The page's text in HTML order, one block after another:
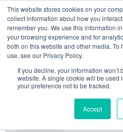
This website stores cookies on your
collect information about how you
remember you. We use this information
your browsing experience and for
both on this website and other media. To
use, see our Privacy Policy.
If you decline, your information
website. A single cookie will be used
your preference not to be tracked.
Accept
Vai
contenuto
07/08/
LinkedinFacebook
X
INIZIATIVE